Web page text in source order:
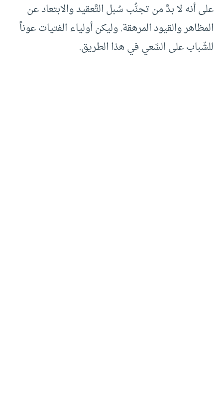
على أنه لا بدَّ من تجنُّب سُبل التَّعقيد والابتعاد عن
المظاهر والقيود المرهقة‏.‏ وليكن أولياء الفتيات عوناً
للشّباب على السَّعي في هذا الطريق‏.‏